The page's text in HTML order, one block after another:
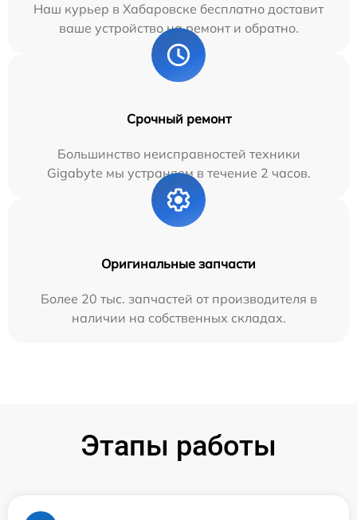
Наш курьер в Хабаровске бесплатно доставит
ваше устройство на ремонт и обратно.
Срочный ремонт
Большинство неисправностей техники
Gigabyte мы устраняем в течение 2 часов.
Оригинальные запчасти
Более 20 тыс. запчастей от производителя в
наличии на собственных складах.
Этапы работы